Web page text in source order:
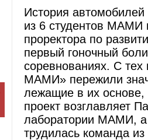
История автомобилей
из 6 студентов МАМИ
проректора по
первый гоночный
соревнованиях. С
МАМИ» пережили
лежащие в их основе,
проект возглавляет
лаборатории МАМИ, а
трудилась команда